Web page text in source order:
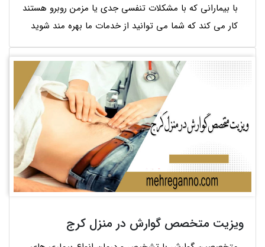
با بیمارانی که با مشکلات تنفسی جدی یا مزمن روبرو هستند
کار می کند که شما می توانید از خدمات ما بهره مند شوید
ویزیت متخصص گوارش در منزل کرج